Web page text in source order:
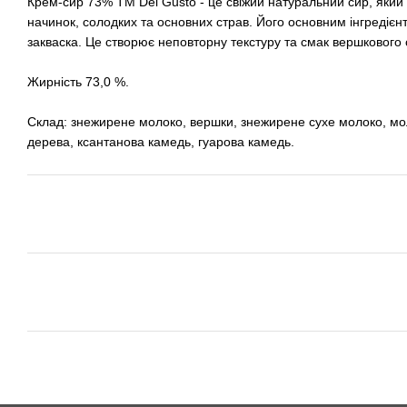
начинок, солодких та основних страв. Його основним
закваска. Це створює неповторну текстуру та смак вершкового
Жирність 73,0 %.
Склад: знежирене молоко, вершки, знежирене сухе молоко,
дерева, ксантанова камедь, гуарова камедь.